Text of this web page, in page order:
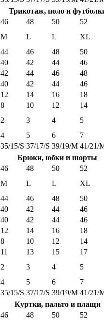
Трикотаж, поло и
46 48 50
52
M L L
XL
44 46 48
50
40 42 44
46
42 44 46
48
40 42 44
46
12 14 16
18
8 10 12
14
2 3 4
5
4 5 6
7
35/15/S 37/17/S 39/19/M 41/21/
Брюки, юбки и шорты
46 48 50
52
M L L
XL
44 46 48
50
40 42 44
46
40 42 44
46
12 14 16
18
8 10 12
14
11 13 15
17
2 3 4
5
4 5 6
7
35/15/S 37/17/S 39/19/M 41/21/
Куртки, пальто и плащи
46 48 50 52